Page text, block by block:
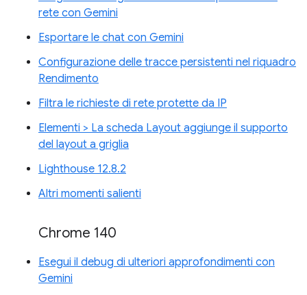
rete con Gemini
Esportare le chat con Gemini
Configurazione delle tracce persistenti nel riquadro
Rendimento
Filtra le richieste di rete protette da IP
Elementi > La scheda Layout aggiunge il supporto
del layout a griglia
Lighthouse 12.8.2
Altri momenti salienti
Chrome 140
Esegui il debug di ulteriori approfondimenti con
Gemini